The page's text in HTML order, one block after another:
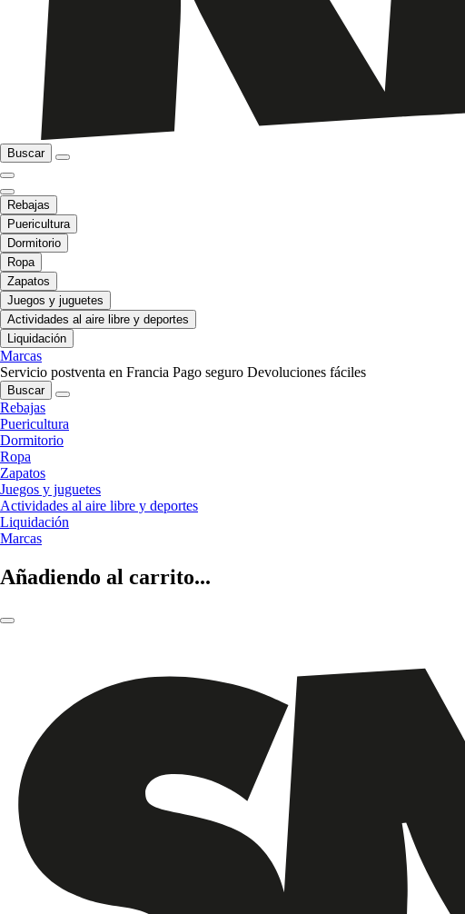
Buscar
Rebajas
Puericultura
Dormitorio
Ropa
Zapatos
Juegos y juguetes
Actividades al aire libre y deportes
Liquidación
Marcas
Servicio postventa en Francia Pago seguro Devoluciones fáciles
Buscar
Rebajas
Puericultura
Dormitorio
Ropa
Zapatos
Juegos y juguetes
Actividades al aire libre y deportes
Liquidación
Marcas
Añadiendo al carrito...